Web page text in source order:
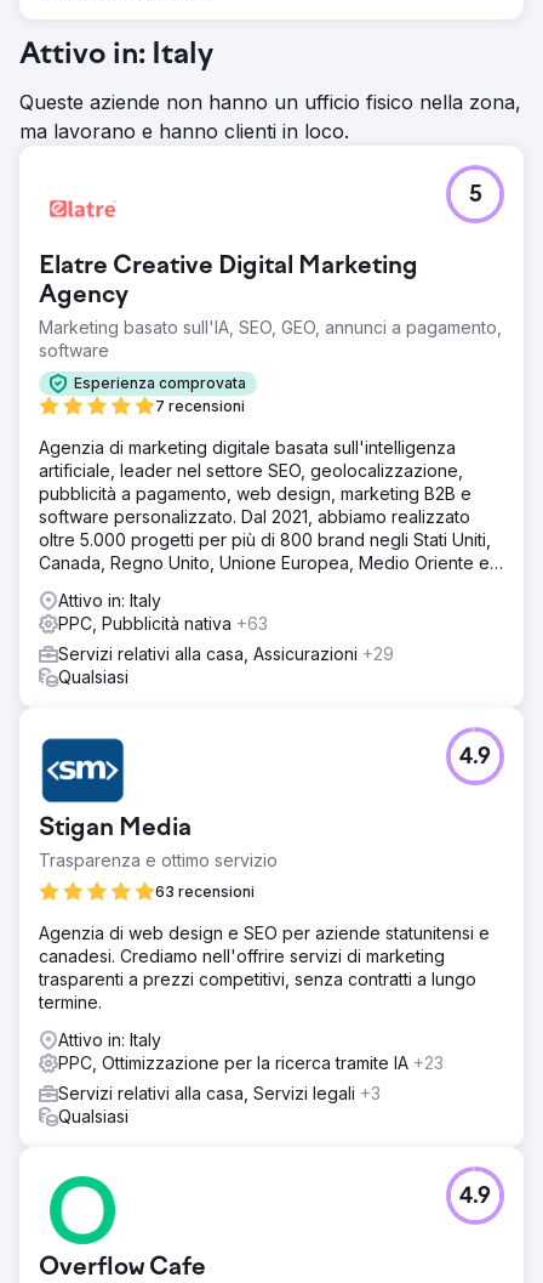
Attivo in: Italy
Queste aziende non hanno un ufficio fisico nella zona,
ma lavorano e hanno clienti in loco.
Elatre Creative Digital Marketing
Agency
Marketing basato sull'IA, SEO, GEO, annunci a pagamento,
software
Esperienza comprovata
7 recensioni
5
Agenzia di marketing digitale basata sull'intelligenza
artificiale, leader nel settore SEO, geolocalizzazione,
pubblicità a pagamento, web design, marketing B2B e
software personalizzato. Dal 2021, abbiamo realizzato
oltre 5.000 progetti per più di 800 brand negli Stati Uniti,
Canada, Regno Unito, Unione Europea, Medio Oriente e
Attivo in: Italy
PPC, Pubblicità nativa +63
Servizi relativi alla casa, Assicurazioni +29
Qualsiasi
Stigan Media
Trasparenza e ottimo servizio
63 recensioni
4.9
Agenzia di web design e SEO per aziende statunitensi e
canadesi. Crediamo nell'offrire servizi di marketing
trasparenti a prezzi competitivi, senza contratti a lungo
termine.
Attivo in: Italy
PPC, Ottimizzazione per la ricerca tramite IA +23
Servizi relativi alla casa, Servizi legali +3
Qualsiasi
Overflow Cafe
4.9